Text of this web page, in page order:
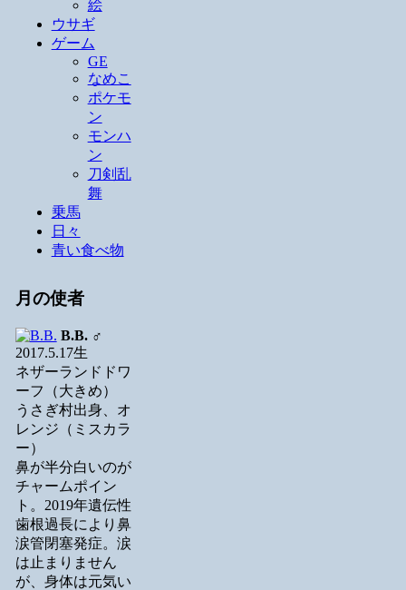
絵
ウサギ
ゲーム
GE
なめこ
ポケモ
ン
モンハ
ン
刀剣乱
舞
乗馬
日々
青い食べ物
月の使者
B.B.♂
2017.5.17生
ネザーランドドワ
ーフ（大きめ）
うさぎ村出身、オ
レンジ（ミスカラ
ー）
鼻が半分白いのが
チャームポイン
ト。2019年遺伝性
歯根過長により鼻
涙管閉塞発症。涙
は止まりません
が、身体は元気い